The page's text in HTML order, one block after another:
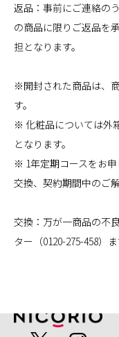
返品：事前にご連絡の
の商品に限りご返品を
担となります。
※開封された商品は、
す。
※ 化粧品については外
となります。
※ 1年定期コースをお
交換、契約期間中のご
交換：万が一商品の不
ター（0120-275-458）